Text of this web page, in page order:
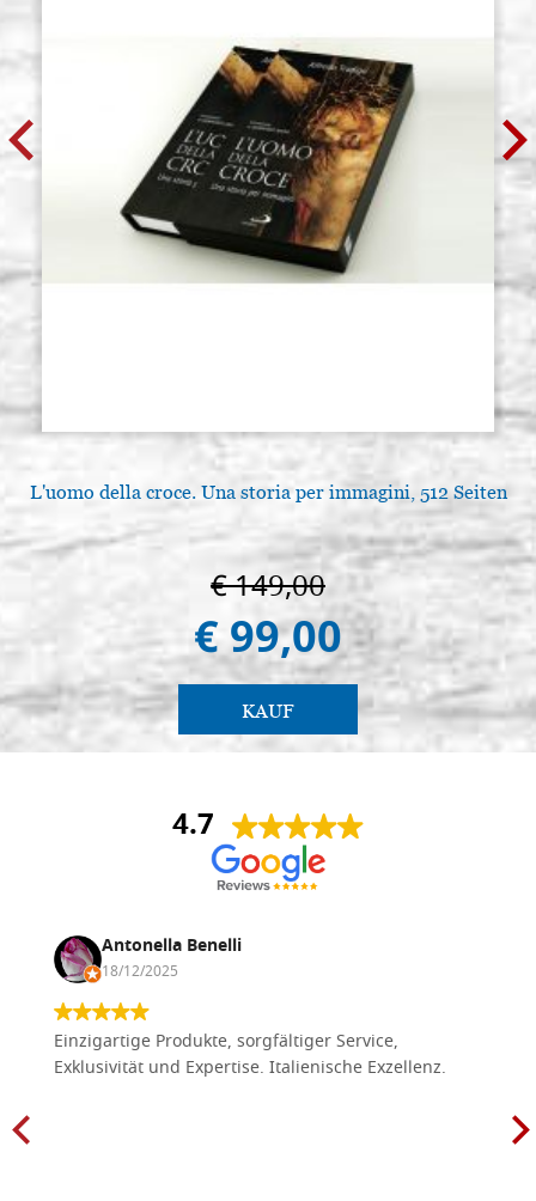
L'uomo della croce. Una storia per immagini, 512 Seiten
€ 149,00
€ 99,00
KAUF
4.7
Antonella Benelli
18/12/2025
Einzigartige Produkte, sorgfältiger Service,
Exklusivität und Expertise. Italienische Exzellenz.